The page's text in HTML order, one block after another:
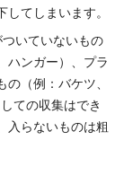
てしまいます。
いていないもの
ハンガー）、プラ
（例：バケツ、
ての収集はでき
入らないものは粗